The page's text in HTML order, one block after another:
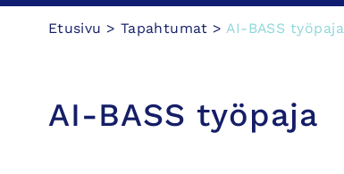
Hyppää
sisältöönEtusivu > Tapahtumat >AI-BASS työpaja
AI-BASS työpaja